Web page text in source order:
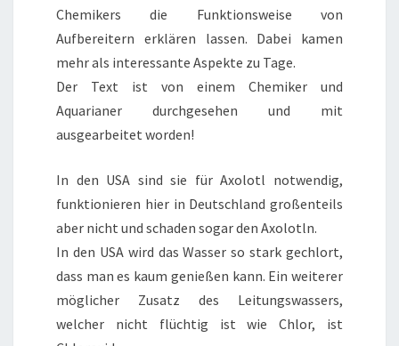
Chemikers die Funktionsweise von
Aufbereitern erklären lassen. Dabei kamen
mehr als interessante Aspekte zu Tage.
Der Text ist von einem Chemiker und
Aquarianer durchgesehen und mit
ausgearbeitet worden!
In den USA sind sie für Axolotl notwendig,
funktionieren hier in Deutschland großenteils
aber nicht und schaden sogar den Axolotln.
In den USA wird das Wasser so stark gechlort,
dass man es kaum genießen kann. Ein weiterer
möglicher Zusatz des Leitungswassers,
welcher nicht flüchtig ist wie Chlor, ist